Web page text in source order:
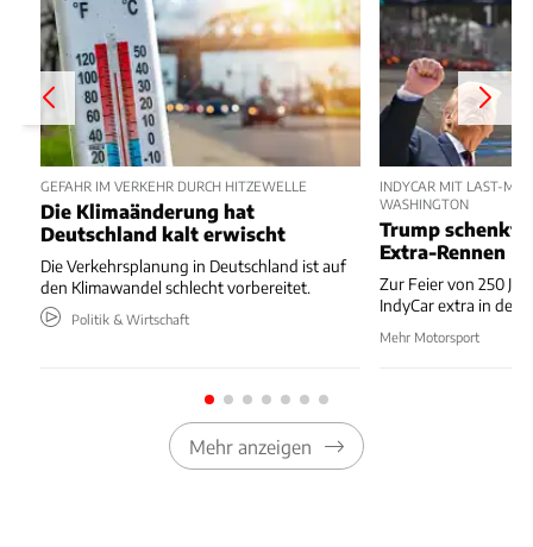
GEFAHR IM VERKEHR DURCH HITZEWELLE
Die Klimaänderung hat
Deutschland kalt erwischt
Die Verkehrsplanung in Deutschland ist auf
den Klimawandel schlecht vorbereitet.
Politik & Wirtschaft
INDYCAR MIT LAST-
WASHINGTON
Trump schenkt
Extra-Rennen
Zur Feier von 250
IndyCar extra in der
Mehr Motorsport
Mehr anzeigen